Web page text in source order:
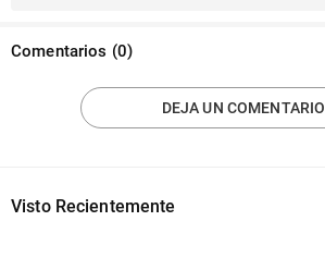
Comentarios (0)
DEJA UN COMENTARIO
Visto Recientemente